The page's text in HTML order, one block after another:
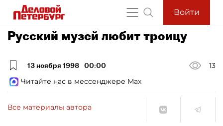
Войти
Русский музей любит троицу
13 ноября 1998 00:00
13
Читайте нас в мессенджере Max
Все материалы автора